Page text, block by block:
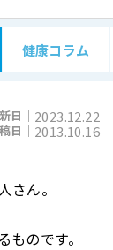
健康コラム
日｜ 2013.10.16
日｜ 2023.12.22
さん。
のです。